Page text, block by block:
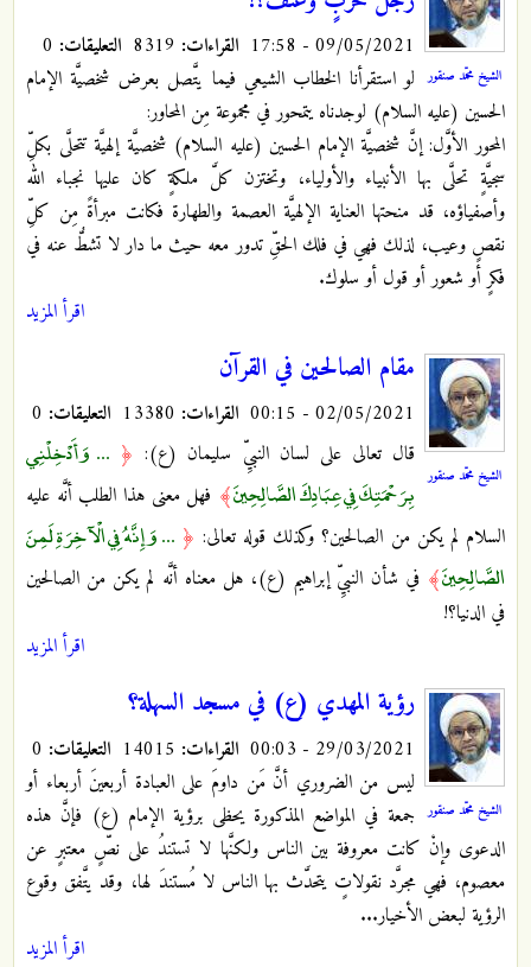
الشيخ محمّد صنقور
09/05/2021 - 17:58 القراءات: التعليقات:
لو استقرأنا الخطاب الشيعي فيما يتَّصل بعرض شخصيَّة الإمام
الحسين (عليه السلام) لوجدناه يتمحور في مجموعة مِن المحاور:
المحور الأوَّل: إنَّ شخصيَّة الإمام الحسين (عليه السلام) شخصيَّة إلهيَّة تتحلَّى بكلِّ
سجيَّةٍ تحلَّى بها الأنبياء والأولياء، وتختزن كلَّ ملكةٍ كان عليها نجباء الله
وأصفياؤه، قد منحتها العناية الإلهيَّة العصمة والطهارة فكانت مبرأةً مِن كلِّ
نقصٍ وعيب، لذلك فهي في فلك الحقِّ تدور معه حيث ما دار لا تشطُّ عنه في
فكرٍ أو شعور أو قول أو سلوك.
اقرأ المزيد
الشيخ محمّد صنقور
مقام الصالحين في القرآن
02/05/2021 - 00:15 القراءات: التعليقات:
قال تعالى على لسان النبيِّ سليمان (ع): ﴿ ... وَأَدْخِلْنِي
بِرَحْمَتِكَ فِي عِبَادِكَ الصَّالِحِينَ﴾ فهل معنى هذا الطلب أنَّه عليه
السلام لم يكن من الصالحين؟ وكذلك قوله تعالى: ﴿ ... وَإِنَّهُ فِي الْآخِرَةِ لَمِنَ
الصَّالِحِينَ﴾ في شأن النبيِّ إبراهيم (ع)، هل معناه أنَّه لم يكن من الصالحين
في الدنيا؟!
اقرأ المزيد
الشيخ محمّد صنقور
رؤية المهدي (ع) في مسجد السهلة؟
29/03/2021 - 00:03 القراءات: التعليقات:
ليس من الضروري أنَّ مَن داومَ على العبادة أربعينَ أربعاء أو
جمعة في المواضع المذكورة يحظى برؤية الإمام (ع) فإنَّ هذه
الدعوى وإنْ كانت معروفة بين الناس ولكنَّها لا تستندُ على نصٍّ معتبرٍ عن
معصوم، فهي مجرَّد نقولاتٍ يتحدَّث بها الناس لا مُستندَ لها، وقد يتَّفق وقوع
الرؤية لبعض الأخيار...
اقرأ المزيد